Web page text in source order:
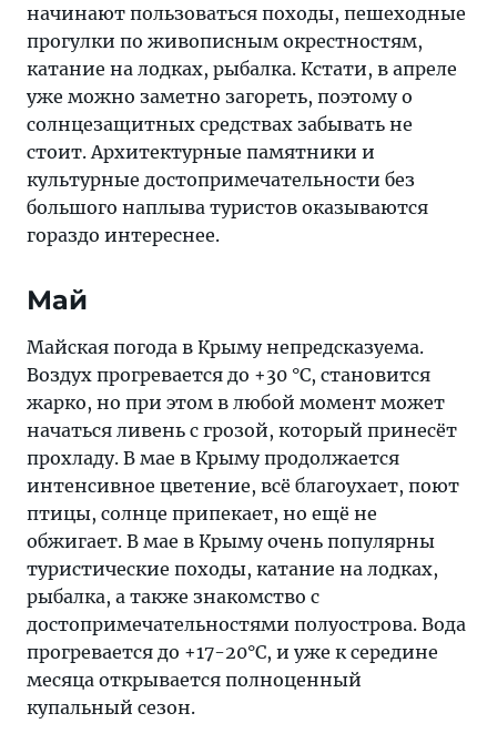
начинают пользоваться походы, пешеходные
прогулки по живописным окрестностям,
катание на лодках, рыбалка. Кстати, в апреле
уже можно заметно загореть, поэтому о
солнцезащитных средствах забывать не
стоит. Архитектурные памятники и
культурные достопримечательности без
большого наплыва туристов оказываются
гораздо интереснее.
Май
Майская погода в Крыму непредсказуема.
Воздух прогревается до +30 °C, становится
жарко, но при этом в любой момент может
начаться ливень с грозой, который принесёт
прохладу. В мае в Крыму продолжается
интенсивное цветение, всё благоухает, поют
птицы, солнце припекает, но ещё не
обжигает. В мае в Крыму очень популярны
туристические походы, катание на лодках,
рыбалка, а также знакомство с
достопримечательностями полуострова. Вода
прогревается до +17-20°C, и уже к середине
месяца открывается полноценный
купальный сезон.